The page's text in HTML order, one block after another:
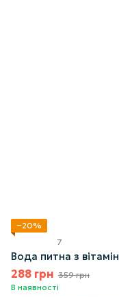
−20%
7
Вода питна з
288 грн 359 грн
В наявності